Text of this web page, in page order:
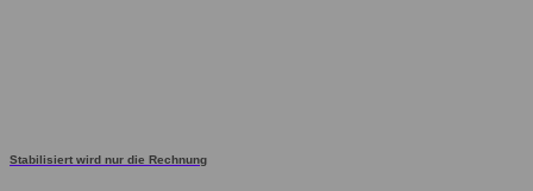
Stabilisiert wird nur die Rechnung